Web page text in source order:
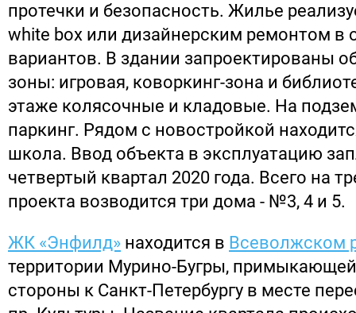
протечки и безопасность. Жилье
white box или дизайнерским ремонтом в
вариантов. В здании запроектированы
зоны: игровая, коворкинг-зона и
этаже колясочные и кладовые. На
паркинг. Рядом с новостройкой
школа. Ввод объекта в эксплуатацию
четвертый квартал 2020 года. Всего на
проекта возводится три дома - №3, 4 и 5.
ЖК «Энфилд» находится в Всеволжском
территории Мурино-Бугры,
стороны к Санкт-Петербургу в месте